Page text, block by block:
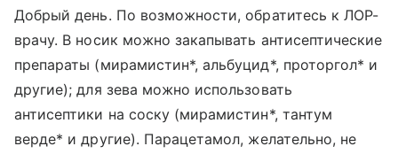
Добрый день. По возможности, обратитесь к ЛОР-
врачу. В носик можно закапывать антисептические
препараты (мирамистин*, альбуцид*, проторгол* и
другие); для зева можно использовать
антисептики на соску (мирамистин*, тантум
верде* и другие). Парацетамол, желательно, не